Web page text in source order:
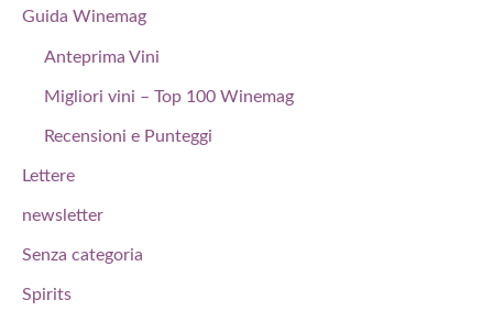
Guida Winemag
Anteprima Vini
Migliori vini – Top 100 Winemag
Recensioni e Punteggi
Lettere
newsletter
Senza categoria
Spirits